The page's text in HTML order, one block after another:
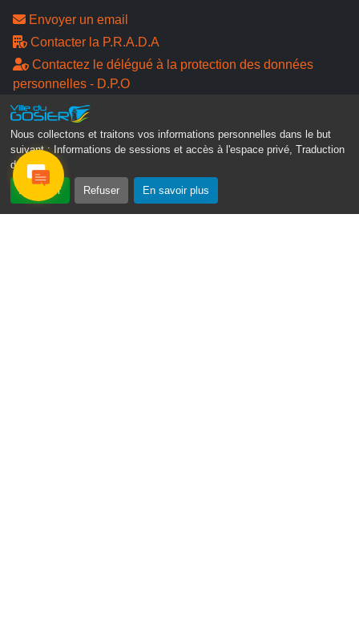
Nous collectons et traitons vos informations personnelles dans le but
suivant :
Informations de sessions et accès à l'espace privé, Traduction
des pages .
Accepter Refuser En savoir plus
Envoyer un email
Contacter la P.R.A.D.A
Contactez le délégué à la protection des données
personnelles - D.P.O
Suivez-nous